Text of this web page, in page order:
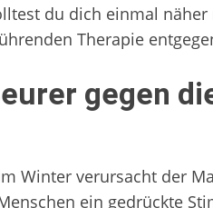
du dich einmal
Therapie
gegen
Winter verursacht der
ein gedrückte